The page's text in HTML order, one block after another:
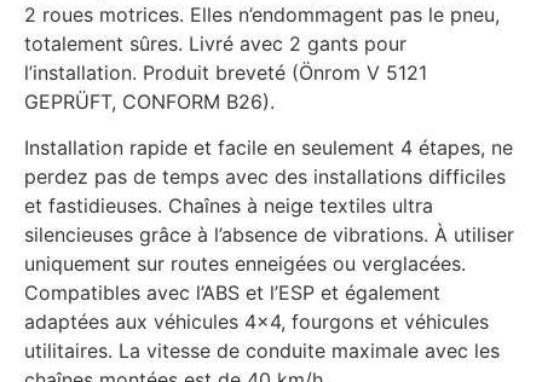
2 roues motrices. Elles n’endommagent pas le pneu,
totalement sûres. Livré avec 2 gants pour
l’installation. Produit breveté (Önrom V 5121
GEPRÜFT, CONFORM B26).
Installation rapide et facile en seulement 4 étapes, ne
perdez pas de temps avec des installations difficiles
et fastidieuses. Chaînes à neige textiles ultra
silencieuses grâce à l’absence de vibrations. À utiliser
uniquement sur routes enneigées ou verglacées.
Compatibles avec l’ABS et l’ESP et également
adaptées aux véhicules 4×4, fourgons et véhicules
utilitaires. La vitesse de conduite maximale avec les